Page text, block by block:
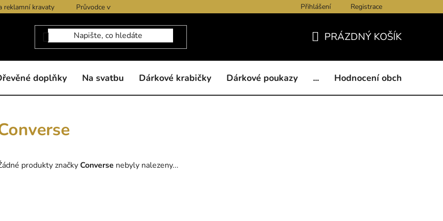
reklamní kravaty Průvodce výběrem produktů Kontakty Obchodní podmínky
Přihlášení Registrace
KOŠÍK
PRÁZDNÝ KOŠÍK
doplňky Na svatbu Dárkové krabičky Dárkové poukazy ... Hodnocení obchodu
produkty značkyConverse nebyly nalezeny...